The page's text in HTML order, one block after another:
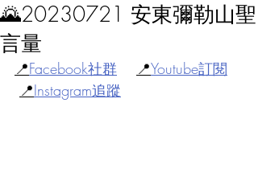
🌄20230721 安東彌勒山聖
言量
📍Facebook社群 📍Youtube訂閱
📍Instagram追蹤